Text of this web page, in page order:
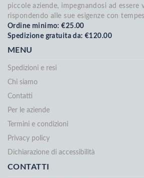
piccole aziende, impegnandosi ad essere
rispondendo alle sue esigenze con
Ordine minimo: €25.00
Spedizione gratuita da: €120.00
MENU
Spedizioni e resi
Chi siamo
Contatti
Per le aziende
Termini e condizioni
Privacy policy
Dichiarazione di accessibilità
CONTATTI